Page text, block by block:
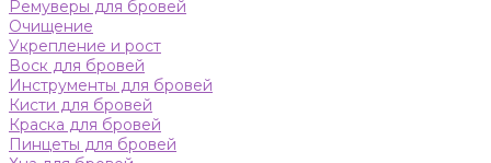
Ремуверы для бровей
Очищение
Укрепление и рост
Воск для бровей
Инструменты для бровей
Кисти для бровей
Краска для бровей
Пинцеты для бровей